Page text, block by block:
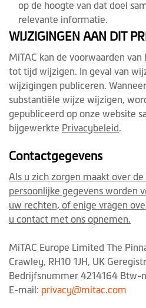
op de hoogte van dat doel
relevante informatie.
WIJZIGINGEN AAN DIT
MiTAC kan de voorwaarden van
tot tijd wijzigen. In geval van
wijzigingen publiceren.
substantiële wijze wijzigen,
gepubliceerd op onze website
bijgewerkte Privacybeleid.
Contactgegevens
Als u zich zorgen maakt over
persoonlijke gegevens worden
uw rechten, of enige vragen
u contact met ons opnemen.
MiTAC Europe Limited The
Crawley, RH10 1JH, UK
Bedrijfsnummer 4214164 Btw-
E-mail: privacy@mitac.com